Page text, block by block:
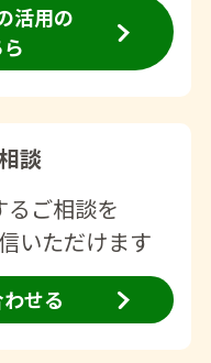
活用の
談
るご相談を
いただけます
せる